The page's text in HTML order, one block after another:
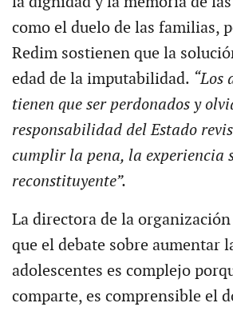
como el duelo de las familias,
Redim sostienen que la
edad de la imputabilidad. “Los
tienen que ser perdonados y
responsabilidad del Estado
cumplir la pena, la experiencia
reconstituyente”.
La directora de la
que el debate sobre aumentar
adolescentes es complejo
comparte, es comprensible el